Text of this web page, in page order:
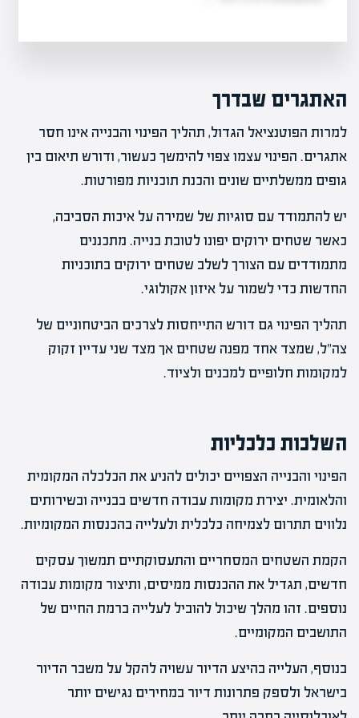
האתגרים שבדרך
למרות הפוטנציאל הגדול, תהליך הפינוי והבנייה אינו חסר
אתגרים. הפינוי עצמו צפוי להימשך כעשור, ודורש תיאום בין
גופים ממשלתיים שונים והכנת תוכניות מפורטות.
יש להתמודד עם סוגיות של שמירה על איכות הסביבה,
כאשר שטחים ירוקים יפונו לטובת בנייה. מתכננים
מתמודדים עם הצורך לשלב שטחים ירוקים בתוכניות
החדשות כדי לשמור על איזון אקולוגי.
תהליך הפינוי גם דורש התייחסות לצרכים הביטחוניים של
צה"ל, שמצד אחד מפנה שטחים אך מצד שני עדיין זקוק
למקומות חלופיים למבנים ולציוד.
השלכות כלכליות
הפינוי והבנייה הצפויים יכולים להניע את הכלכלה המקומית
והלאומית. יצירת מקומות עבודה חדשים בבנייה ובשירותים
נלווים תתרום לצמיחה כלכלית ולעלייה בהכנסות המקומיות.
הקמת השטחים המסחריים והתעסוקתיים תמשוך עסקים
חדשים, תגדיל את ההכנסות ממיסים, ותיצור מקומות עבודה
נוספים. זהו מהלך שיכול להוביל לעלייה ברמת החיים של
התושבים המקומיים.
בנוסף, העלייה בהיצע הדיור עשויה להקל על משבר הדיור
בישראל ולספק פתרונות דיור במחירים נגישים יותר